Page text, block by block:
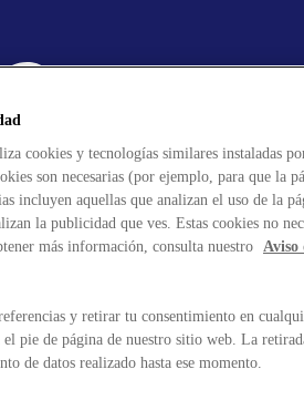
cookies y tecnologías similares instaladas
son necesarias (por ejemplo, para que la
incluyen aquellas que analizan el uso de la
la publicidad que ves. Estas cookies no
más información, consulta nuestro Aviso
y retirar tu consentimiento en
el pie de página de nuestro sitio web. La
de datos realizado hasta ese momento.